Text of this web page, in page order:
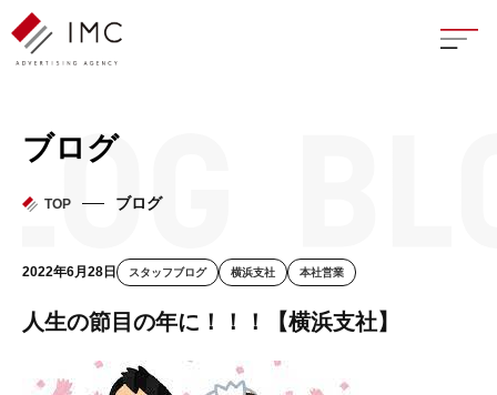
座談
ブログ
TOP ブログ
2022年6月28日 スタッフブログ 横浜支社 本社営業
人生の節目の年に！！！【横浜支社】